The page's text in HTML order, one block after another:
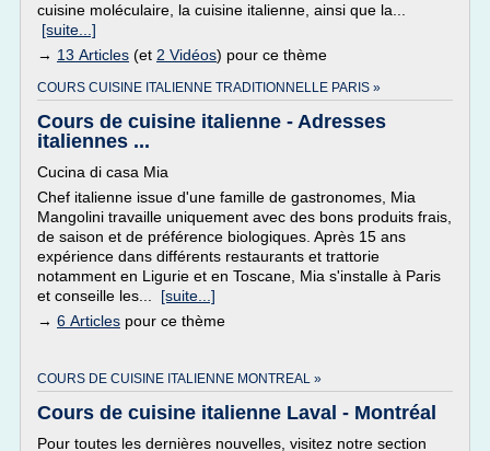
cuisine moléculaire, la cuisine italienne, ainsi que la...
[suite...]
→ 13 Articles (et 2 Vidéos) pour ce thème
COURS CUISINE ITALIENNE TRADITIONNELLE PARIS »
Cours de cuisine italienne - Adresses
italiennes ...
Cucina di casa Mia
Chef italienne issue d'une famille de gastronomes, Mia
Mangolini travaille uniquement avec des bons produits frais,
de saison et de préférence biologiques. Après 15 ans
expérience dans différents restaurants et trattorie
notamment en Ligurie et en Toscane, Mia s'installe à Paris
et conseille les... [suite...]
→ 6 Articles pour ce thème
COURS DE CUISINE ITALIENNE MONTREAL »
Cours de cuisine italienne Laval - Montréal
Pour toutes les dernières nouvelles, visitez notre section